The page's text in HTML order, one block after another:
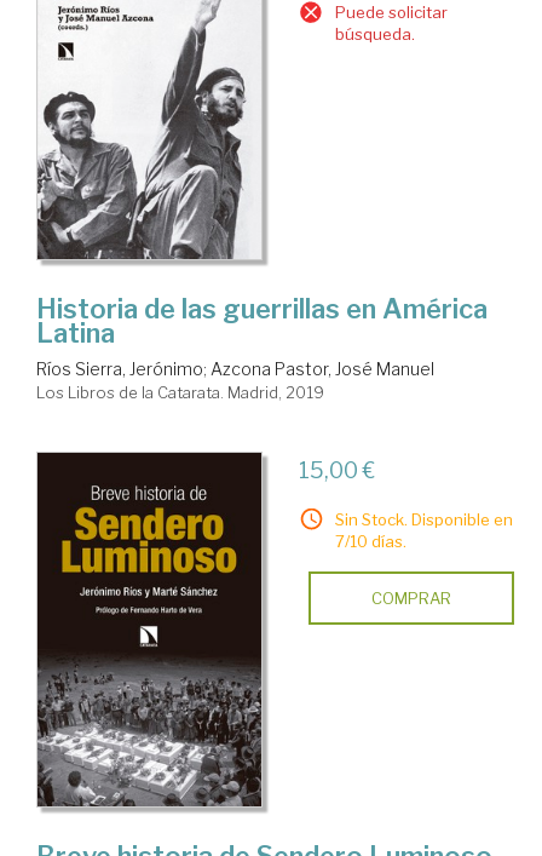
Puede solicitar
búsqueda.
Historia de las guerrillas en América
Latina
Ríos Sierra, Jerónimo; Azcona Pastor, José Manuel
Los Libros de la Catarata. Madrid, 2019
15,00 €
Sin Stock. Disponible en
7/10 días.
COMPRAR